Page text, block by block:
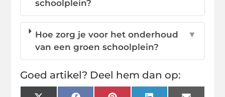
schoolplein?
Hoe zorg je voor het onderhoud
van een groen schoolplein?
▼
Goed artikel? Deel hem dan op: